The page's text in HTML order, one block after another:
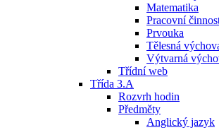
Matematika
Pracovní
Prvouka
Tělesná
Výtvarná
Třídní web
Třída 3.A
Rozvrh hodin
Předměty
Anglický jazyk